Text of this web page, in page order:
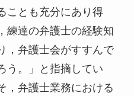
ことも充分にあり得
練達の弁護士の経験知
，弁護士会がすすんで
う。」と指摘してい
，弁護士業務における